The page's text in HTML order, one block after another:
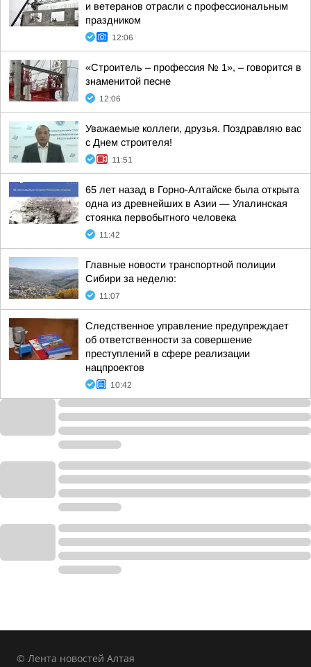
и ветеранов отрасли с профессиональным
праздником
12:06
«Строитель – профессия № 1», – говорится в
знаменитой песне
12:06
Уважаемые коллеги, друзья. Поздравляю вас
с Днем строителя!
11:51
65 лет назад в Горно-Алтайске была открыта
одна из древнейших в Азии — Улалинская
стоянка первобытного человека
11:42
Главные новости транспортной полиции
Сибири за неделю:
11:07
Следственное управление предупреждает
об ответственности за совершение
преступлений в сфере реализации
нацпроектов
10:42
© Лента новостей Алтая